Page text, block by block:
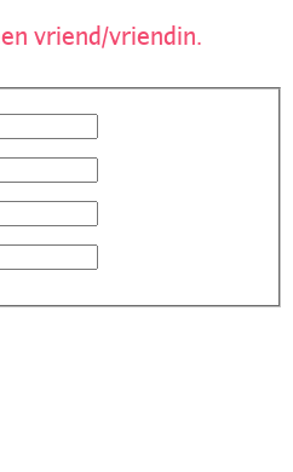
vriend/vriendin.